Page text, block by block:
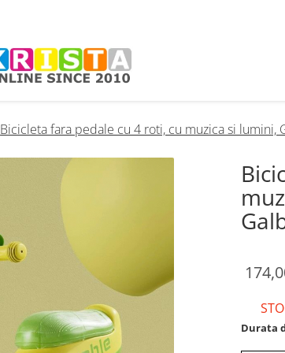
Bicicleta fara pedale cu 4 roti, cu muzica si lumini,
Durata